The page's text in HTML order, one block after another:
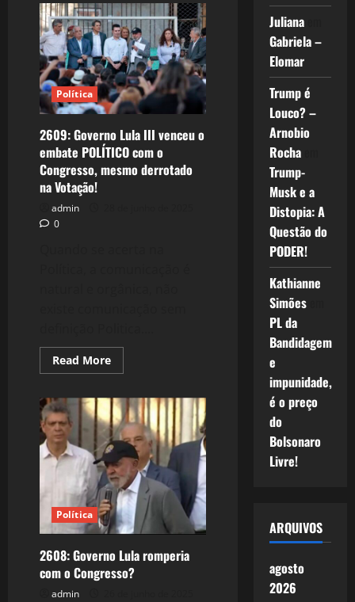
Guinada
à
Esquerda
de
Lula,
falta
o
Governo
acompanhar?
Política
2609: Governo Lula III venceu o
embate POLÍTICO com o
Congresso, mesmo derrotado
na Votação!
admin
0
Read MoreRead
more
Governo
Lula
III
venceu
o
embate
POLÍTICO
com
o
Congresso,
mesmo
derrotado
na
Votação!
Política
2608: Governo Lula romperia
com o Congresso?
admin
Julianaem
Gabriela –
Elomar
Trump é
Louco? –
Arnobio
Rochaem
Trump-
Musk e a
Distopia: A
Questão do
PODER!
Kathianne
Simõesem
PL da
Bandidagem
e
impunidade,
é o preço
do
Bolsonaro
Livre!
ARQUIVOS
agosto
2026